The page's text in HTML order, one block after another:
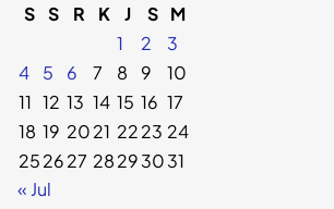
S S R K J S M
1
2
3
4
5 6 7 8 9
10
11 12 13 14 15 16 17
18 19 2021 2223 24
252627 28293031
« Jul